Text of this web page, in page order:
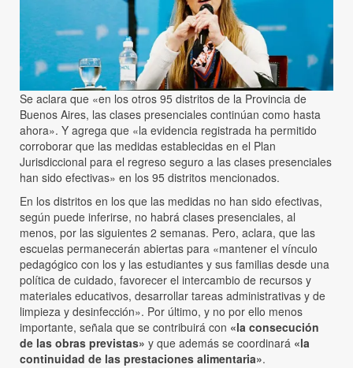
Se aclara que «en los otros 95 distritos de la Provincia de
Buenos Aires, las clases presenciales continúan como hasta
ahora». Y agrega que «la evidencia registrada ha permitido
corroborar que las medidas establecidas en el Plan
Jurisdiccional para el regreso seguro a las clases presenciales
han sido efectivas» en los 95 distritos mencionados.
En los distritos en los que las medidas no han sido efectivas,
según puede inferirse, no habrá clases presenciales, al
menos, por las siguientes 2 semanas. Pero, aclara, que las
escuelas permanecerán abiertas para «mantener el vínculo
pedagógico con los y las estudiantes y sus familias desde una
política de cuidado, favorecer el intercambio de recursos y
materiales educativos, desarrollar tareas administrativas y de
limpieza y desinfección». Por último, y no por ello menos
importante, señala que se contribuirá con «la consecución
de las obras previstas» y que además se coordinará «la
continuidad de las prestaciones alimentaria».